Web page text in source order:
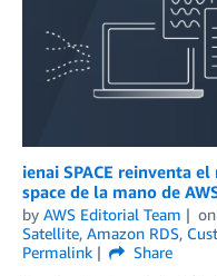
ienai SPACE reinventa
space de la mano de
by AWS Editorial Team on
Satellite, Amazon RDS,
Permalink
Share